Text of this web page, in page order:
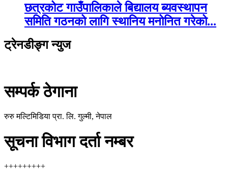
छत्रकोट गाउँपालिकाले बिद्यालय ब्यवस्थापन
समिति गठनको लागि स्थानिय मनोनित गरेको...
ट्रेनडीङ्ग न्युज
सम्पर्क ठेगाना
रुरु मल्टिमिडिया प्रा. लि. गुल्मी, नेपाल
सूचना विभाग दर्ता नम्बर
+++++++++